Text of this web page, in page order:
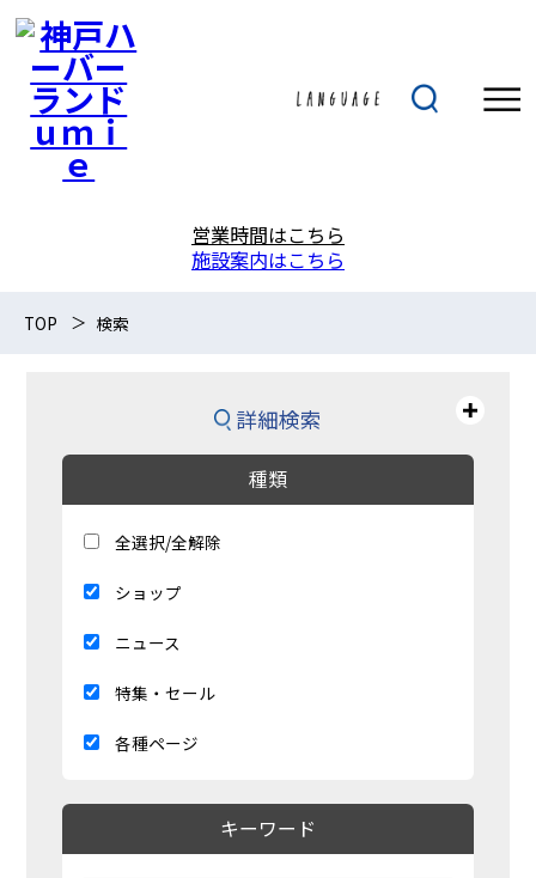
営業時間はこちら
施設案内はこちら
TOP 検索
詳細検索
種類
全選択/全解除
ショップ
ニュース
特集・セール
各種ページ
キーワード